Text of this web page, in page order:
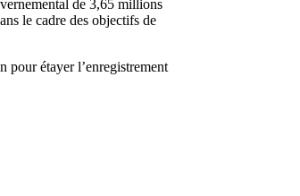
de 3,65 millions
le cadre des objectifs de
pour étayer l’enregistrement